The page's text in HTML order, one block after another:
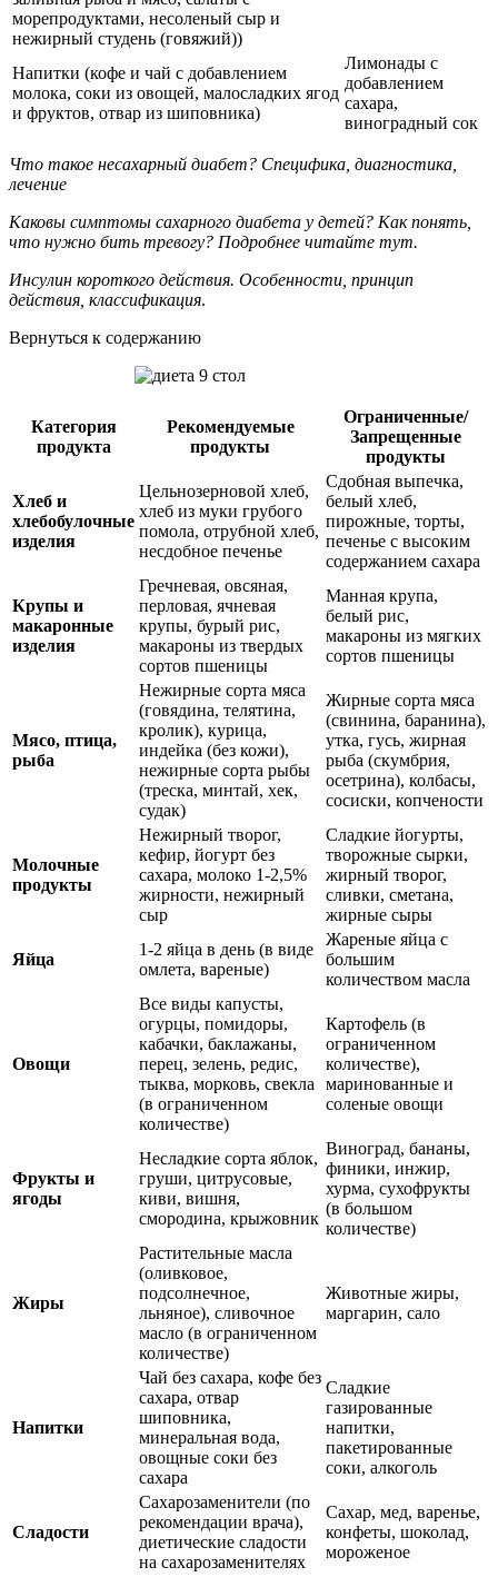
морепродуктами, несоленый сыр и
нежирный студень (говяжий))
Напитки (кофе и чай с добавлением
молока, соки из овощей, малосладких ягод
и фруктов, отвар из шиповника)
Лимонады с
добавлением
сахара,
виноградный сок
Что такое несахарный диабет? Специфика, диагностика,
лечение
Каковы симптомы сахарного диабета у детей? Как понять,
что нужно бить тревогу? Подробнее читайте тут.
Инсулин короткого действия. Особенности, принцип
действия, классификация.
Вернуться к содержанию
Категория
продукта
Рекомендуемые
продукты
Ограниченные/
Запрещенные
продукты
Хлеб и
хлебобулочные
изделия
Цельнозерновой хлеб,
хлеб из муки грубого
помола, отрубной хлеб,
несдобное печенье
Сдобная выпечка,
белый хлеб,
пирожные, торты,
печенье с высоким
содержанием сахара
Крупы и
макаронные
изделия
Гречневая, овсяная,
перловая, ячневая
крупы, бурый рис,
макароны из твердых
сортов пшеницы
Манная крупа,
белый рис,
макароны из мягких
сортов пшеницы
Мясо, птица,
рыба
Нежирные сорта мяса
(говядина, телятина,
кролик), курица,
индейка (без кожи),
нежирные сорта рыбы
(треска, минтай, хек,
судак)
Жирные сорта мяса
(свинина, баранина),
утка, гусь, жирная
рыба (скумбрия,
осетрина), колбасы,
сосиски, копчености
Молочные
продукты
Нежирный творог,
кефир, йогурт без
сахара, молоко 1-2,5%
жирности, нежирный
сыр
Сладкие йогурты,
творожные сырки,
жирный творог,
сливки, сметана,
жирные сыры
Яйца
1-2 яйца в день (в виде
омлета, вареные)
Жареные яйца с
большим
количеством масла
Овощи
Все виды капусты,
огурцы, помидоры,
кабачки, баклажаны,
перец, зелень, редис,
тыква, морковь, свекла
(в ограниченном
количестве)
Картофель (в
ограниченном
количестве),
маринованные и
соленые овощи
Фрукты и
ягоды
Несладкие сорта яблок,
груши, цитрусовые,
киви, вишня,
смородина, крыжовник
Виноград, бананы,
финики, инжир,
хурма, сухофрукты
(в большом
количестве)
Жиры
Растительные масла
(оливковое,
подсолнечное,
льняное), сливочное
масло (в ограниченном
количестве)
Животные жиры,
маргарин, сало
Напитки
Чай без сахара, кофе без
сахара, отвар
шиповника,
минеральная вода,
овощные соки без
сахара
Сладкие
газированные
напитки,
пакетированные
соки, алкоголь
Сладости
Сахарозаменители (по
рекомендации врача),
диетические сладости
на сахарозаменителях
Сахар, мед, варенье,
конфеты, шоколад,
мороженое